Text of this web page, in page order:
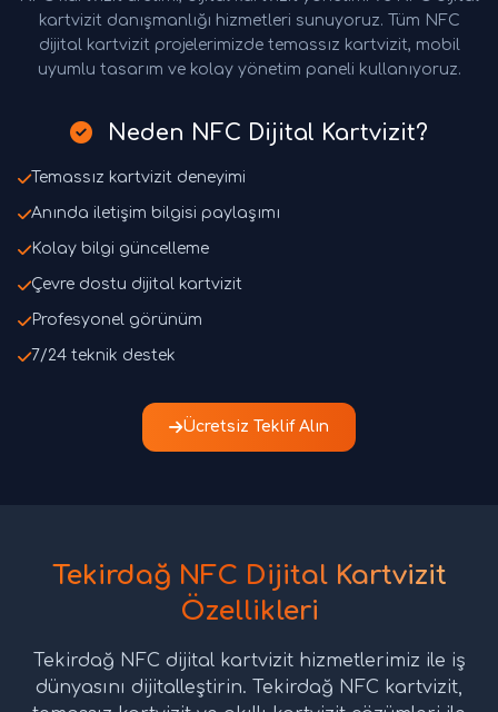
kartvizit danışmanlığı hizmetleri sunuyoruz. Tüm NFC
dijital kartvizit projelerimizde temassız kartvizit, mobil
uyumlu tasarım ve kolay yönetim paneli kullanıyoruz.
Neden NFC Dijital Kartvizit?
Temassız kartvizit deneyimi
Anında iletişim bilgisi paylaşımı
Kolay bilgi güncelleme
Çevre dostu dijital kartvizit
Profesyonel görünüm
7/24 teknik destek
Ücretsiz Teklif Alın
Tekirdağ NFC Dijital Kartvizit
Özellikleri
Tekirdağ NFC dijital kartvizit hizmetlerimiz ile iş
dünyasını dijitalleştirin. Tekirdağ NFC kartvizit,